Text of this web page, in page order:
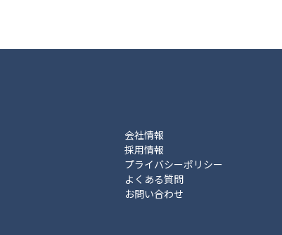
会社情報
採用情報
プライバシーポリシー
よくある質問
お問い合わせ